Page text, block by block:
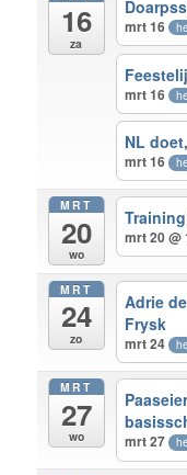
16
za
mrt 16
mrt 16
NL
mrt 16
MRT
20
wo
mrt 20 @
MRT
24
zo
Adrie
Frysk
mrt 24
MRT
27
wo mrt 27